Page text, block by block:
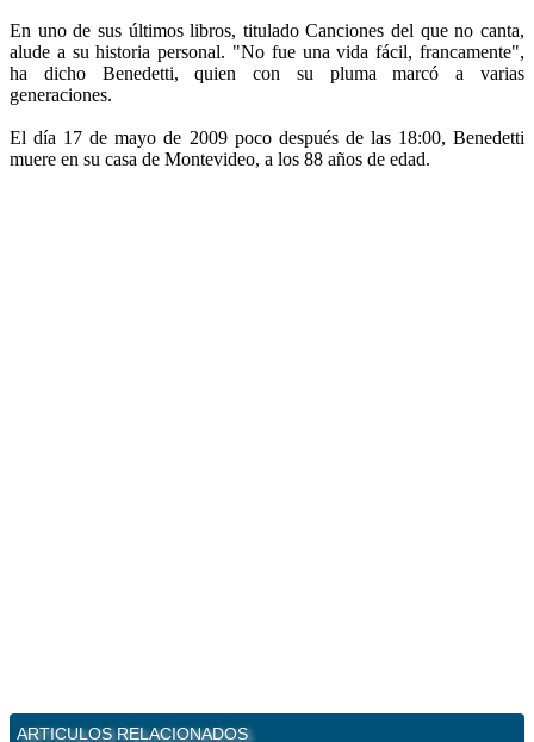
En uno de sus últimos libros, titulado Canciones del que no canta,
alude a su historia personal. "No fue una vida fácil, francamente",
ha dicho Benedetti, quien con su pluma marcó a varias
generaciones.
El día 17 de mayo de 2009 poco después de las 18:00, Benedetti
muere en su casa de Montevideo, a los 88 años de edad.
ARTICULOS RELACIONADOS